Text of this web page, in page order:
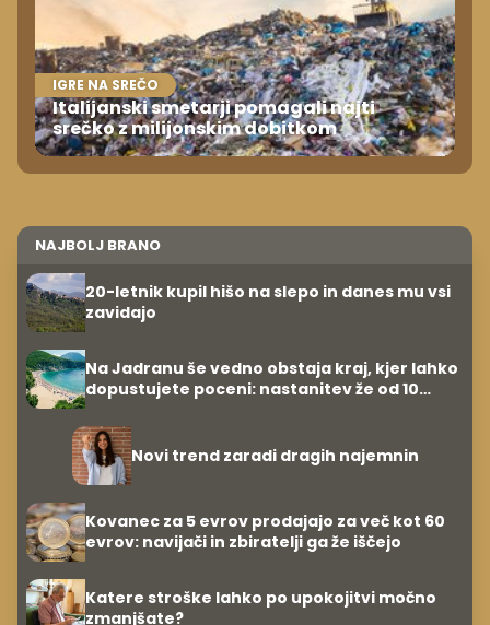
IGRE NA SREČO
Italijanski smetarji pomagali najti
srečko z milijonskim dobitkom
NAJBOLJ BRANO
20-letnik kupil hišo na slepo in danes mu vsi
zavidajo
Na Jadranu še vedno obstaja kraj, kjer lahko
dopustujete poceni: nastanitev že od 10
Novi trend zaradi dragih najemnin
Kovanec za 5 evrov prodajajo za več kot 60
evrov: navijači in zbiratelji ga že iščejo
Katere stroške lahko po upokojitvi močno
zmanjšate?